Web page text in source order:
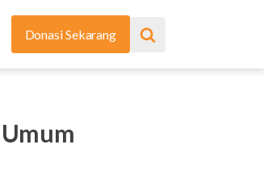
Donasi Sekarang